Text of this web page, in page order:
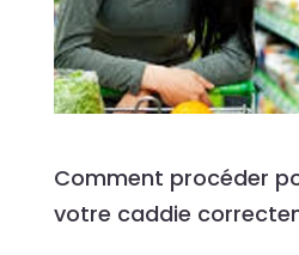
Comment procéder
votre caddie